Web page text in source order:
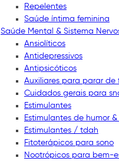
Repelentes
Saúde íntima feminina
Saúde Mental & Sistema
Ansiolíticos
Antidepressivos
Antipsicóticos
Auxiliares para parar de
Cuidados gerais para
Estimulantes
Estimulantes de humor
Estimulantes / tdah
Fitoterápicos para sono
Nootrópicos para bem-